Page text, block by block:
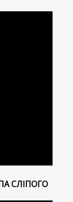
СЛІПОГО